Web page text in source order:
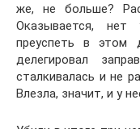
же, не больше?
Оказывается,
преуспеть в
делегировал
сталкивалась и не
Влезла, значит, и у